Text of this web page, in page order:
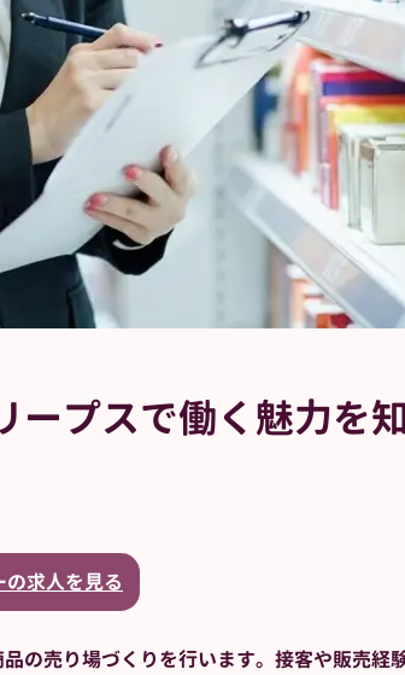
ープスで働く魅力を知
の求人を見る
の売り場づくりを行います。接客や販売経